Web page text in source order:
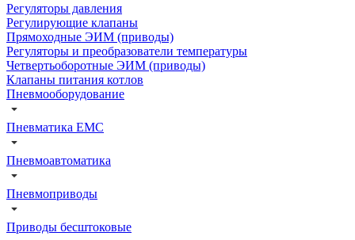
Регуляторы давления
Регулирующие клапаны
Прямоходные ЭИМ (приводы)
Регуляторы и преобразователи температуры
Четвертьоборотные ЭИМ (приводы)
Клапаны питания котлов
Пневмооборудование
Пневматика EMC
Пневмоавтоматика
Пневмоприводы
Приводы бесштоковые